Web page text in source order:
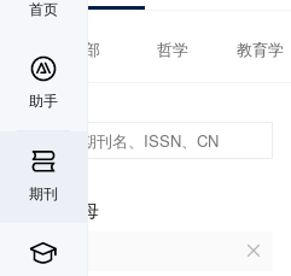
首页
助手
期刊
全部 哲学 教育学
首字母
F